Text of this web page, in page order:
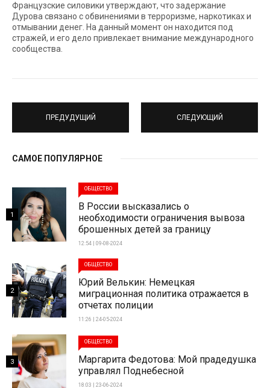
Французские силовики утверждают, что задержание
Дурова связано с обвинениями в терроризме, наркотиках и
отмывании денег. На данный момент он находится под
стражей, и его дело привлекает внимание международного
сообщества.
ПРЕДУДУЩИЙ СЛЕДУЮЩИЙ
САМОЕ ПОПУЛЯРНОЕ
ОБЩЕСТВО
В России высказались о
необходимости ограничения вывоза
брошенных детей за границу
12:54 | 09-08-2024
1
ОБЩЕСТВО
Юрий Велькин: Немецкая
миграционная политика отражается в
отчетах полиции
11:26 | 24-05-2024
2
ОБЩЕСТВО
Маргарита Федотова: Мой прадедушка
управлял Поднебесной
18:03 | 23-06-2024
3